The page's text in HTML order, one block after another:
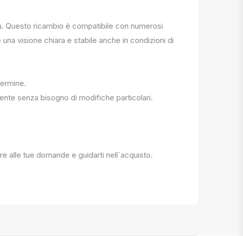
Questo ricambio è compatibile con numerosi
visione chiara e stabile anche in condizioni di
senza bisogno di modifiche particolari.
alle tue domande e guidarti nell`acquisto.